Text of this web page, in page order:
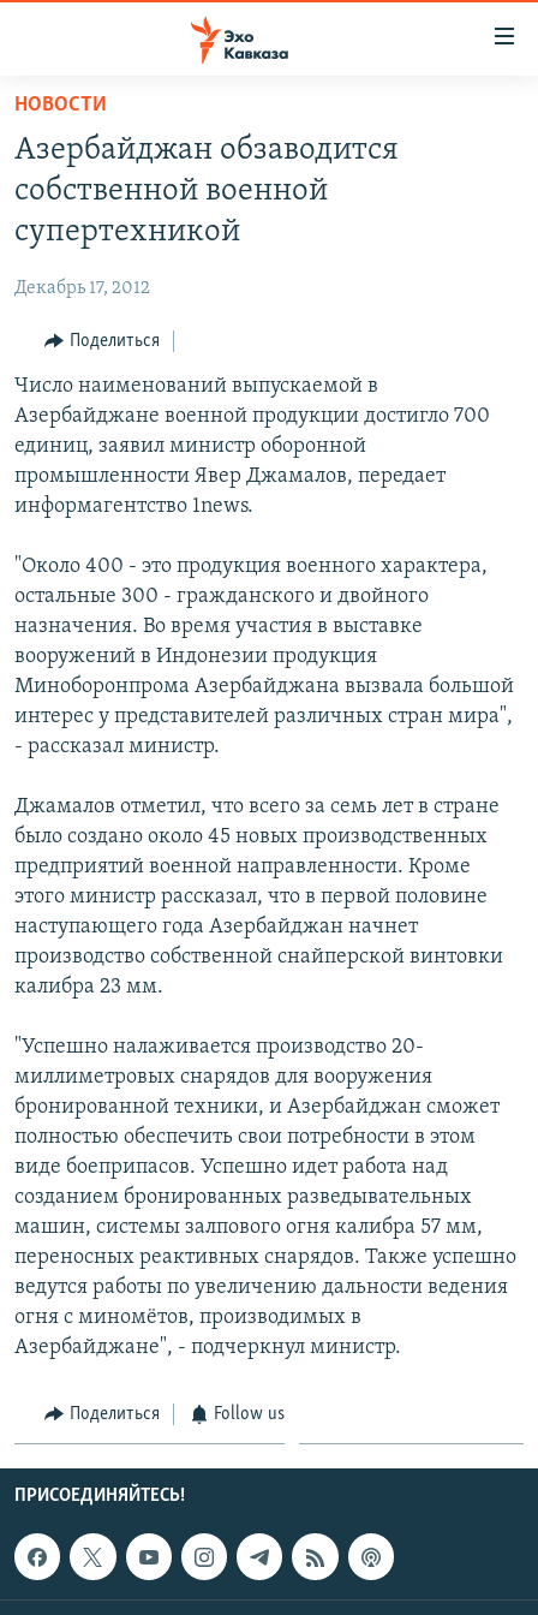
Вернуться
основному
содержанию
главной
навигации
Вернутся
поиску
НОВОСТИ
ТБИЛИСИ
ВЕСЬ КАВКАЗ
СЕВЕРНЫЙ КАВКАЗ
АРМЕНИЯ
АЗЕРБАЙДЖАН
ТЕМЫ
ПОЛИТИКА
ЭКОНОМИКА
ОБЩЕСТВО
КУЛЬТУРА
СПОРТ
МИР
РУБРИКИ
НЕКРУГЛЫЙ СТОЛ
ГОСТЬ НЕДЕЛИ
ПОЗИЦИЯ
БЛОГИ
ГОЛОСА
ЧИТАЕМ ПРЕССУ
МУЛЬТИМЕДИА
ВИДЕО
ФОТО
АУДИО
ПОДКАСТЫ
АРХИВ РАДИОПРОГРАММЫ
Все сайты РСЕ/РС
НОВОСТИ
Азербайджан обзаводится
собственной военной
супертехникой
Декабрь 17, 2012
Поделиться
Число наименований выпускаемой в
Азербайджане военной продукции достигло 700
единиц, заявил министр оборонной
промышленности Явер Джамалов, передает
информагентство 1news.
"Около 400 - это продукция военного характера,
остальные 300 - гражданского и двойного
назначения. Во время участия в выставке
вооружений в Индонезии продукция
Миноборонпрома Азербайджана вызвала большой
интерес у представителей различных стран мира",
- рассказал министр.
Джамалов отметил, что всего за семь лет в стране
было создано около 45 новых производственных
предприятий военной направленности. Кроме
этого министр рассказал, что в первой половине
наступающего года Азербайджан начнет
производство собственной снайперской винтовки
калибра 23 мм.
"Успешно налаживается производство 20-
миллиметровых снарядов для вооружения
бронированной техники, и Азербайджан сможет
полностью обеспечить свои потребности в этом
виде боеприпасов. Успешно идет работа над
созданием бронированных разведывательных
машин, системы залпового огня калибра 57 мм,
переносных реактивных снарядов. Также успешно
ведутся работы по увеличению дальности ведения
огня с миномётов, производимых в
Азербайджане", - подчеркнул министр.
Поделиться Follow us
ПРИСОЕДИНЯЙТЕСЬ!